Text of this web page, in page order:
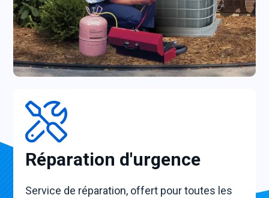
Réparation d'urgence
Service de réparation, offert pour toutes les